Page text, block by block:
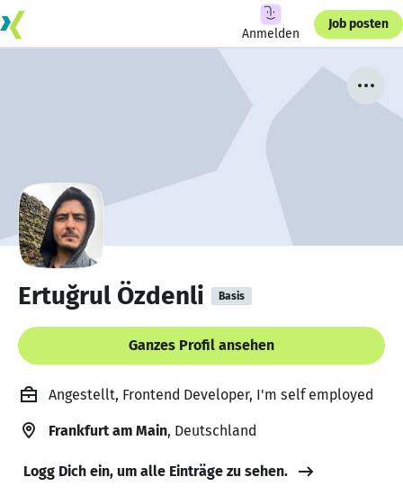
Anmelden
Job posten
Ertuğrul Özdenli Basis
Ganzes Profil ansehen
Angestellt, Frontend Developer, I'm self employed
Frankfurt am Main, Deutschland
Logg Dich ein, um alle Einträge zu sehen.